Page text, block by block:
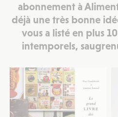
abonnement à
déjà une très bonne
vous a listé en plus
intemporels,